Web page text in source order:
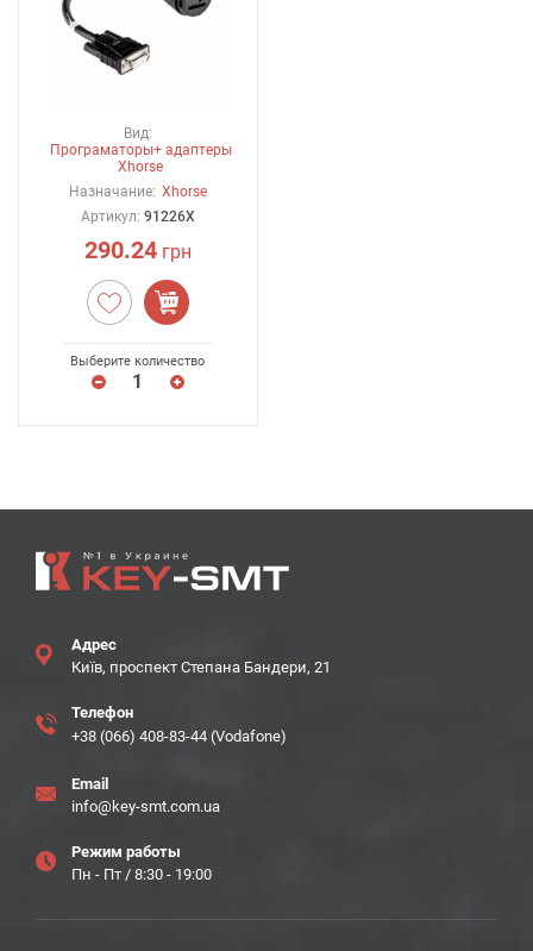
Вид:
Програматоры+ адаптеры
Xhorse
Назначание: Xhorse
Артикул: 91226X
290.24грн
Выберите количество
Адрес
Київ, проспект Степана Бандери, 21
Телефон
+38 (066) 408-83-44 (Vodafone)
Email
info@key-smt.com.ua
Режим работы
Пн - Пт / 8:30 - 19:00